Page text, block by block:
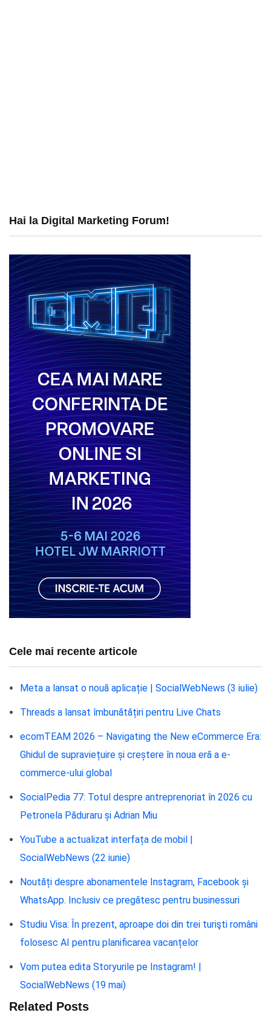
Hai la Digital Marketing Forum!
Cele mai recente articole
Meta a lansat o nouă aplicație | SocialWebNews (3 iulie)
Threads a lansat îmbunătățiri pentru Live Chats
ecomTEAM 2026 – Navigating the New eCommerce Era:
Ghidul de supraviețuire și creștere în noua eră a e-
commerce-ului global
SocialPedia 77: Totul despre antreprenoriat în 2026 cu
Petronela Păduraru și Adrian Miu
YouTube a actualizat interfața de mobil |
SocialWebNews (22 iunie)
Noutăți despre abonamentele Instagram, Facebook și
WhatsApp. Inclusiv ce pregătesc pentru businessuri
Studiu Visa: În prezent, aproape doi din trei turişti români
folosesc AI pentru planificarea vacanțelor
Vom putea edita Storyurile pe Instagram! |
SocialWebNews (19 mai)
Related Posts